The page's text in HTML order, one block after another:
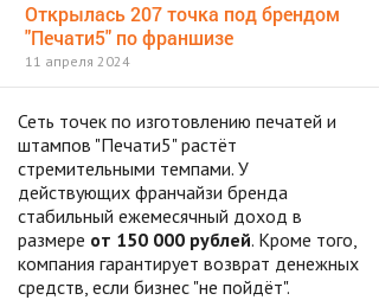
Открылась 207 точка под брендом
"Печати5" по франшизе
11 апреля 2024
Сеть точек по изготовлению печатей и
штампов "Печати5" растёт
стремительными темпами. У
действующих франчайзи бренда
стабильный ежемесячный доход в
размере от 150 000 рублей. Кроме того,
компания гарантирует возврат денежных
средств, если бизнес "не пойдёт".